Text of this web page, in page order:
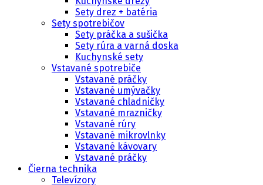
Sety drez + batéria
Sety spotrebičov
Sety práčka a sušička
Sety rúra a varná doska
Kuchynské sety
Vstavané spotrebiče
Vstavané práčky
Vstavané umývačky
Vstavané chladničky
Vstavané mrazničky
Vstavané rúry
Vstavané mikrovlnky
Vstavané kávovary
Vstavané práčky
Čierna technika
Televízory